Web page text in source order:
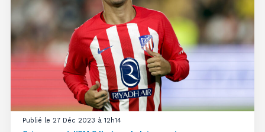
Publié le 27 Déc 2023 à 12h14